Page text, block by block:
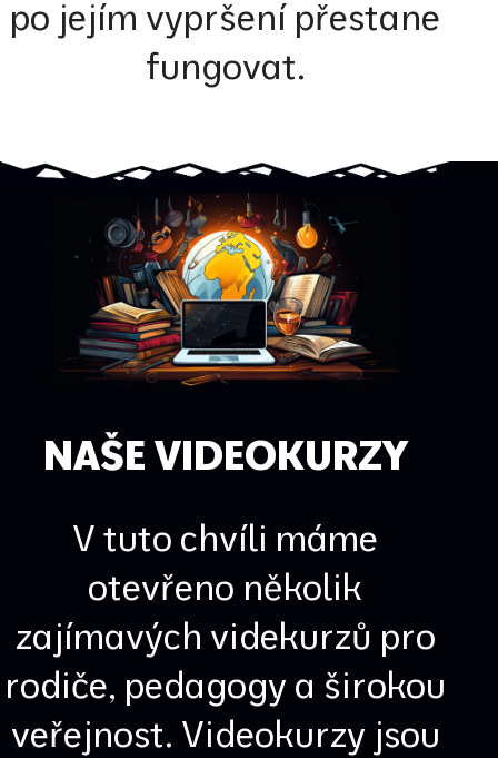
po jejím vypršení přestane
fungovat.
NAŠE VIDEOKURZY
V tuto chvíli máme
otevřeno několik
zajímavých videkurzů pro
rodiče, pedagogy a širokou
veřejnost. Videokurzy jsou